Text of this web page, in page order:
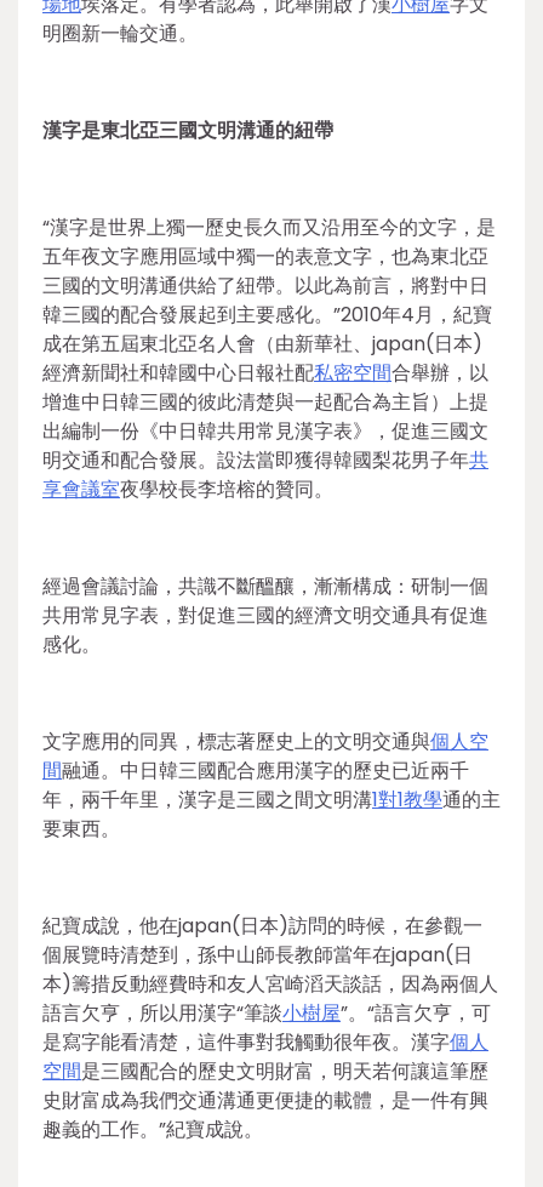
明圈新一輪交通。
漢字是東北亞三國文明溝通的紐帶
“漢字是世界上獨一歷史長久而又沿用至今的文字，是
五年夜文字應用區域中獨一的表意文字，也為東北亞
三國的文明溝通供給了紐帶。以此為前言，將對中日
韓三國的配合發展起到主要感化。”2010年4月，紀寶
成在第五屆東北亞名人會（由新華社、japan(日本)
經濟新聞社和韓國中心日報社配私密空間合舉辦，以
增進中日韓三國的彼此清楚與一起配合為主旨）上提
出編制一份《中日韓共用常見漢字表》，促進三國文
明交通和配合發展。設法當即獲得韓國梨花男子年共
享會議室夜學校長李培榕的贊同。
經過會議討論，共識不斷醞釀，漸漸構成：研制一個
共用常見字表，對促進三國的經濟文明交通具有促進
感化。
文字應用的同異，標志著歷史上的文明交通與個人空
間融通。中日韓三國配合應用漢字的歷史已近兩千
年，兩千年里，漢字是三國之間文明溝1對1教學通的主
要東西。
紀寶成說，他在japan(日本)訪問的時候，在參觀一
個展覽時清楚到，孫中山師長教師當年在japan(日
本)籌措反動經費時和友人宮崎滔天談話，因為兩個人
語言欠亨，所以用漢字“筆談小樹屋”。“語言欠亨，可
是寫字能看清楚，這件事對我觸動很年夜。漢字個人
空間是三國配合的歷史文明財富，明天若何讓這筆歷
史財富成為我們交通溝通更便捷的載體，是一件有興
趣義的工作。”紀寶成說。